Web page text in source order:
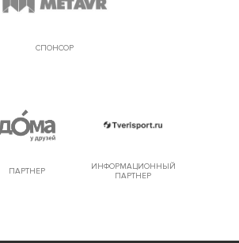
СПОНСОР
ПАРТНЕР
ИНФОРМАЦИОННЫЙ
ПАРТНЕР